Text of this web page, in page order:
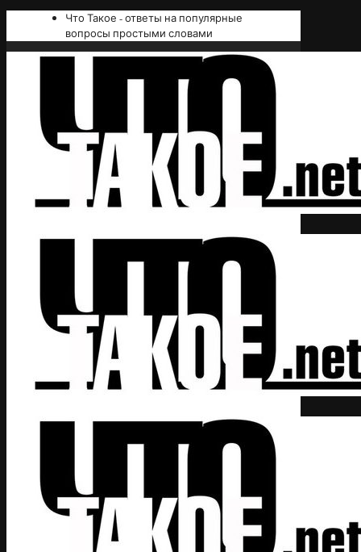
Что Такое - ответы на популярные
вопросы простыми словами